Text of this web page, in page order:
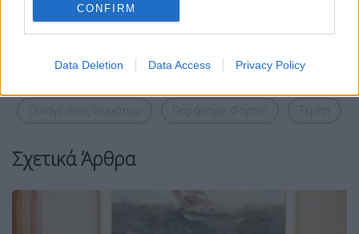
CONFIRM
Data Deletion Data Access Privacy Policy
Email Copy Link
Σχετικά Άρθρα